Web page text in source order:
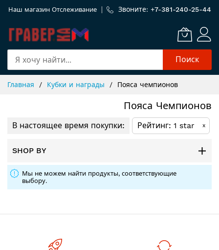
Наш магазин Отслеживание Звоните: +7-381-240-25-44
Поиск
Главная Кубки и награды Пояса чемпионов
Пояса Чемпионов
В настоящее время покупки: Рейтинг 1 star x
SHOP BY
Мы не можем найти продукты, соответствующие
выбору.